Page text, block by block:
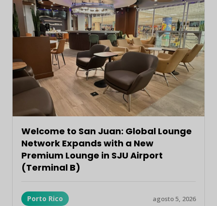
Welcome to San Juan: Global Lounge
Network Expands with a New
Premium Lounge in SJU Airport
(Terminal B)
Porto Rico agosto 5, 2026